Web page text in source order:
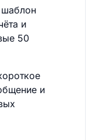
шаблон
и
50
и